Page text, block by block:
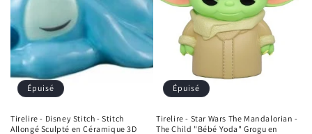
Épuisé
Tirelire - Disney Stitch - Stitch
Allongé Sculpté en Céramique 3D
Épuisé
Tirelire - Star Wars The Mandalorian -
The Child "Bébé Yoda" Grogu en